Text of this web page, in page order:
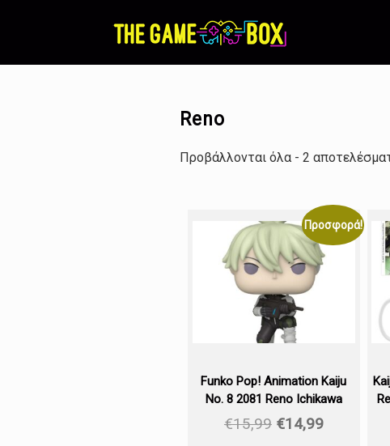
Reno
Προβάλλονται όλα - 2
Προσφορά!
Funko Pop! Animation Kaiju
No. 8 2081 Reno Ichikawa
€15,99 Original
€14,99Η